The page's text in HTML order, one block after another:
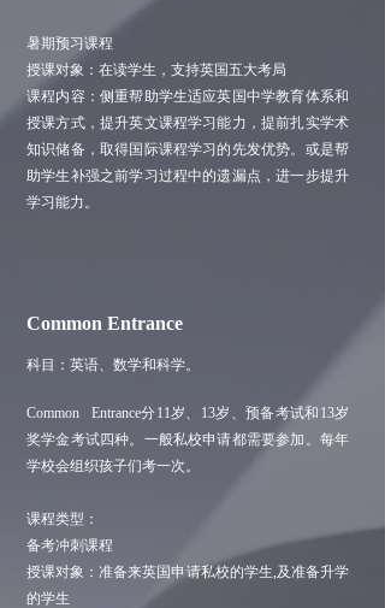
暑期预习课程
授课对象：在读学生，支持英国五大考局
课程内容：侧重帮助学生适应英国中学教育体系和
授课方式，提升英文课程学习能力，提前扎实学术
知识储备，取得国际课程学习的先发优势。或是帮
助学生补强之前学习过程中的遗漏点，进一步提升
学习能力。
Common Entrance
科目：英语、数学和科学。
Common Entrance分11岁、13岁、预备考试和13岁
奖学金考试四种。一般私校申请都需要参加。每年
学校会组织孩子们考一次。
课程类型：
备考冲刺课程
授课对象：准备来英国申请私校的学生,及准备升学
的学生